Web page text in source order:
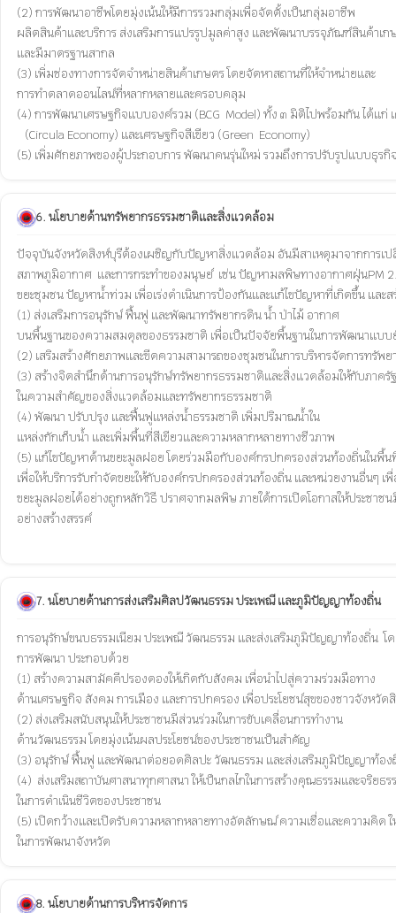
(2) การพัฒนาอาชีพโดยมุ่งเน้นให้มีการรวมกลุ่มเพื่อจัดตั้งเป็นกลุ่มอาชีพ
ผลิตสินค้าและบริการ ส่งเสริมการแปรรูปมูลค่าสูง และพัฒนาบรรจุภัณฑ์สินค้าเก
และมีมาตรฐานสากล
(3) เพิ่มช่องทางการจัดจำหน่ายสินค้าเกษตร โดยจัดหาสถานที่ให้จำหน่ายและ
การทำตลาดออนไลน์ที่หลากหลายและครอบคลุม
(4) การพัฒนาเศรษฐกิจแบบองค์รวม (BCG  Model) ทั้ง ๓ มิติไปพร้อมกัน ได้
6. นโยบายด้านทรัพยากรธรรมชาติและสิ่งแวดล้อม
ปัจจุบันจังหวัดสิงห์บุรีต้องเผชิญกับปัญหาสิ่งแวดล้อม อันมีสาเหตุมาจากการเ
สภาพภูมิอากาศ  และการกระทำของมนุษย์  เช่น ปัญหามลพิษทางอากาศฝุ่นPM
ขยะชุมชน ปัญหาน้ำท่วม เพื่อเร่งดำเนินการป้องกันและแก้ไขปัญหาที่เกิดขึ้น แ
(1) ส่งเสริมการอนุรักษ์ ฟื้นฟู และพัฒนาทรัพยากรดิน น้ำ ป่าไม้ อากาศ
บนพื้นฐานของความสมดุลของธรรมชาติ เพื่อเป็นปัจจัยพื้นฐานในการพัฒนาแบบ
(2) เสริมสร้างศักยภาพและขีดความสามารถของชุมชนในการบริหารจัดการทรั
(3) สร้างจิตสำนึกด้านการอนุรักษ์ทรัพยากรธรรมชาติและสิ่งแวดล้อมให้กับภาครั
ในความสำคัญของสิ่งแวดล้อมและทรัพยากรธรรมชาติ
(4) พัฒนา ปรับปรุง และฟื้นฟูแหล่งน้ำธรรมชาติ เพิ่มปริมาณน้ำใน
แหล่งกักเก็บน้ำ และเพิ่มพื้นที่สีเขียวและความหลากหลายทางชีวภาพ
(5) แก้ไขปัญหาด้านขยะมูลฝอย โดยร่วมมือกับองค์กรปกครองส่วนท้องถิ่นในพื้
เพื่อให้บริการรับกำจัดขยะให้กับองค์กรปกครองส่วนท้องถิ่น และหน่วยงานอื่นๆ เ
ขยะมูลฝอยได้อย่างถูกหลักวิธี ปราศจากมลพิษ ภายใต้การเปิดโอกาสให้ประชาช
อย่างสร้างสรรค์
7. นโยบายด้านการส่งเสริมศิลปวัฒนธรรม ประเพณี และภูมิปัญญาท้องถิ่น
การอนุรักษ์ขนบธรรมเนียม ประเพณี วัฒนธรรม และส่งเสริมภูมิปัญญาท้องถิ่น  โ
การพัฒนา ประกอบด้วย
(1) สร้างความสามัคคีปรองดองให้เกิดกับสังคม เพื่อนำไปสู่ความร่วมมือทาง
ด้านเศรษฐกิจ สังคม การเมือง และการปกครอง เพื่อประโยชน์สุขของชาวจังหวั
(2) ส่งเสริมสนับสนุนให้ประชาชนมีส่วนร่วมในการขับเคลื่อนการทำงาน
ด้านวัฒนธรรม โดยมุ่งเน้นผลประโยชน์ของประชาชนเป็นสำคัญ
(3) อนุรักษ์ ฟื้นฟู และพัฒนาต่อยอดศิลปะ วัฒนธรรม และส่งเสริมภูมิปัญญาท้อง
(4)  ส่งเสริมสถาบันศาสนาทุกศาสนา ให้เป็นกลไกในการสร้างคุณธรรมและจริยธร
ในการดำเนินชีวิตของประชาชน
(5) เปิดกว้างและเปิดรับความหลากหลายทางอัตลักษณ์ ความเชื่อและความคิด
8. นโยบายด้านการบริหารจัดการ